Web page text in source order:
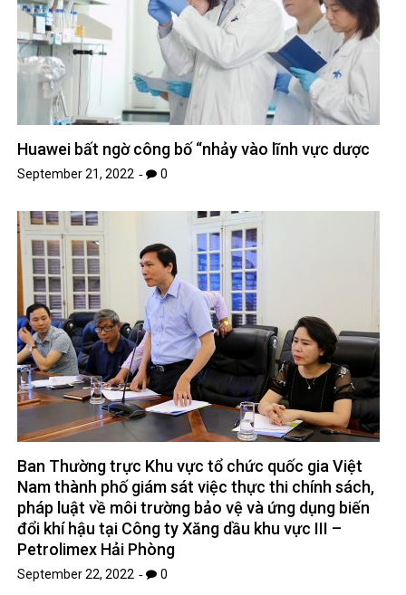
Huawei bất ngờ công bố “nhảy vào lĩnh vực dược
September 21, 2022 0
Ban Thường trực Khu vực tổ chức quốc gia Việt
Nam thành phố giám sát việc thực thi chính sách,
pháp luật về môi trường bảo vệ và ứng dụng biến
đổi khí hậu tại Công ty Xăng dầu khu vực III –
Petrolimex Hải Phòng
September 22, 2022 0